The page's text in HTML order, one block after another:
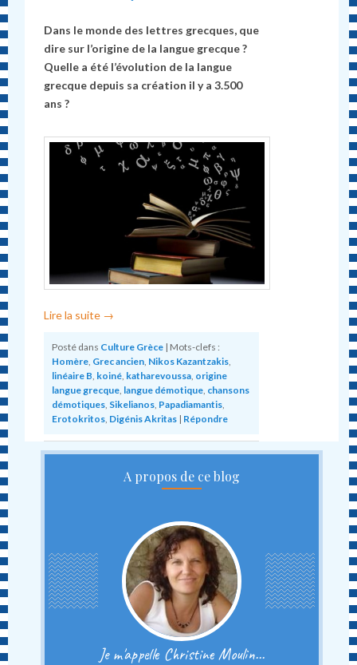
Dans le monde des lettres grecques, que
dire sur l’origine de la langue grecque ?
Quelle a été l’évolution de la langue
grecque depuis sa création il y a 3.500
ans ?
Lire la suite →
Posté dans Culture Grèce | Mots-clefs :
Homère Grec ancien Nikos Kazantzakis
linéaire B koiné katharevoussa origine
langue grecque langue démotique chansons
démotiques Sikelianos Papadiamantis
Erotokritos Digénis Akritas | Répondre
A propos de ce blog
Je m'appelle Christine Moulin...